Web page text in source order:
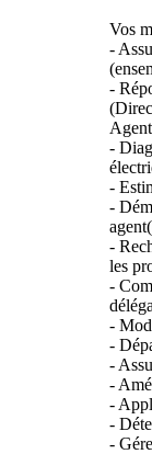
Vos
-
-
-
-
-
-
les
-
-
-
-
-
-
-
-